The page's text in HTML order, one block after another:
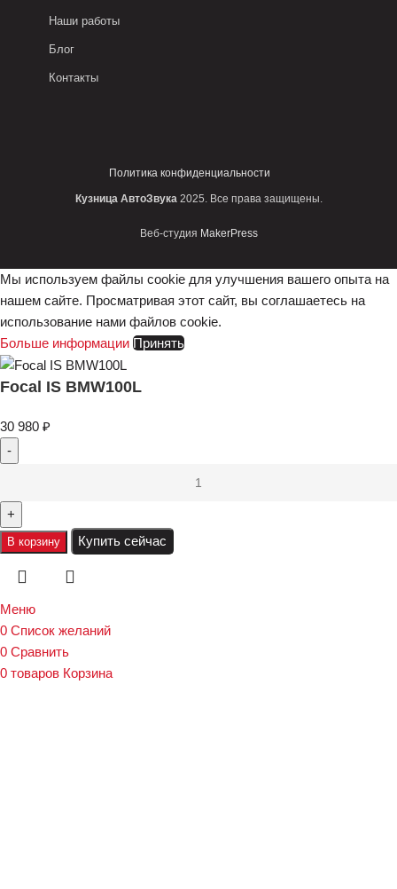
Наши работы
Блог
Контакты
Политика конфиденциальности
Кузница АвтоЗвука 2025. Все права защищены.
Веб-студия MakerPress
Мы используем файлы cookie для улучшения вашего опыта на
нашем сайте. Просматривая этот сайт, вы соглашаетесь на
использование нами файлов cookie.
Больше информации Принять
Focal IS BMW100L
30 980 ₽
В корзину Купить сейчас
Меню
0 Список желаний
0 Сравнить
0 товаров Корзина